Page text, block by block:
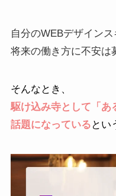
自分のWEBデザインス
将来の働き方に不安
そんなとき、
駆け込み寺として「あ
話題になっている とい